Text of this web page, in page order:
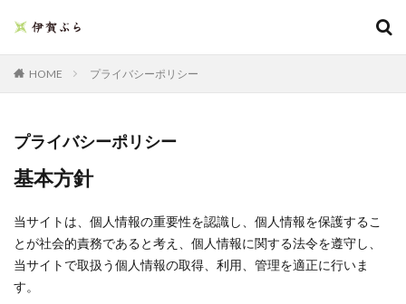
HOME プライバシーポリシー
プライバシーポリシー
基本方針
当サイトは、個人情報の重要性を認識し、個人情報を保護するこ
とが社会的責務であると考え、個人情報に関する法令を遵守し、
当サイトで取扱う個人情報の取得、利用、管理を適正に行いま
す。